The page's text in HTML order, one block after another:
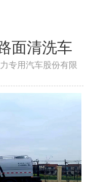
面清洗车
专用汽车股份有限